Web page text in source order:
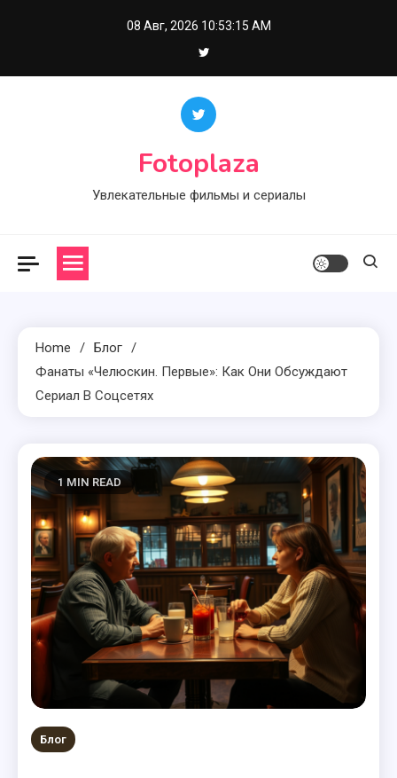
08 Авг, 2026 10:53:16 AM
Fotoplaza
Увлекательные фильмы и сериалы
Home
Блог
Фанаты «Челюскин. Первые»: Как Они Обсуждают
Сериал В Соцсетях
1 MIN READ
Блог